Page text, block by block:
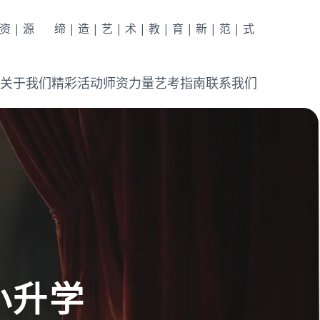
|源 缔|造|艺|术|教|育|新|范|式
关于我们精彩活动师资力量艺考指南联系我们
升学